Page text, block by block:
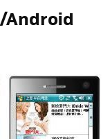
Android